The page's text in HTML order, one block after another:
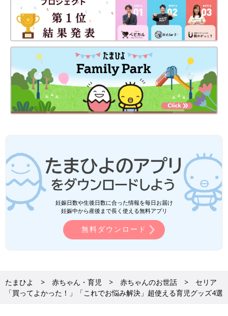
妊娠日数や生後日数に合った情報を毎日お届け
妊娠中から産後まで長く使える無料アプリ
無料ダウンロード
たまひよ 赤ちゃん・育児 赤ちゃんのお世話
セリア
「買ってよかった！」「これでお悩み解決」超使える育児グッズ4選